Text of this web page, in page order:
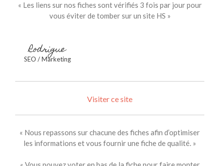
« Les liens sur nos fiches sont vérifiés 3 fois par jour pour
vous éviter de tomber sur un site HS »
Rodrigue
SEO / Marketing
Visiter ce site
« Nous repassons sur chacune des fiches afin d’optimiser
les informations et vous fournir une fiche de qualité. »